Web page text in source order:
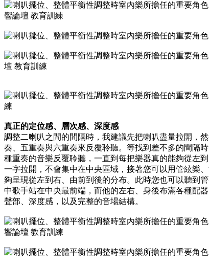
真正的定位感、層次感、深度感
調整二喇叭之間的間隔時，我建議先把喇叭盡量拉開，
奏、五重奏與六重奏來反覆聆聽。等找到差不多的間隔
種重奏的音樂反覆聆聽，一直到每把樂器真的能夠從左
一字拉開，不會集中在中央區域，接著您可以用管絃樂
夠呈現從左到右、由前到後的分布。此時您也可以聽到
中歌手站在中央最前端，而他的左右、身後布滿各種配
聲部、深度感，以及完整的音場結構。